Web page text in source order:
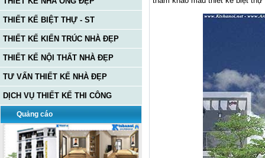
THIẾT KẾ BIỆT THỰ - ST
THIẾT KẾ KIẾN TRÚC NHÀ ĐẸP
THIẾT KẾ NỘI THẤT NHÀ ĐẸP
TƯ VẤN THIẾT KẾ NHÀ ĐẸP
DỊCH VỤ THIẾT KẾ THI CÔNG
Quảng cáo